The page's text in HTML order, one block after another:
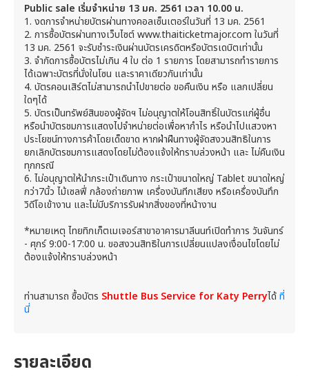
Public sale เริ่มจำหน่าย 13 มค. 2561 เวลา 10.00 น.
1. งดการจำหน่ายบัตรผ่านทางคอลเซ็นเตอร์ในวันที่ 13 มค. 2561
2. การซื้อบัตรผ่านทางเว็บไซต์ www.thaiticketmajor.com ในวันที่
13 มค. 2561 จะรับชำระเงินผ่านบัตรเครดิตหรือบัตรเดบิตเท่านั้น
3. จำกัดการซื้อบัตรไม่เกิน 4 ใบ ต่อ 1 รายการ โดยสามารถทำรายการ
ได้เฉพาะบัตรที่นั่งในโซน และราคาเดียวกันเท่านั้น
4. บัตรคอนเสิร์ตไม่สามารถนำไปขายต่อ ขอคืนเงิน หรือ แลกเปลี่ยน
ใดๆได้
5. บัตรเป็นทรัพย์สินของผู้จัดฯ ไม่อนุญาตให้โอนสิทธิ์ในบัตรแก่ผู้อื่น
หรือนำบัตรชมการแสดงไปจำหน่ายต่อเพื่อหากำไร หรือนำไปแสวงหา
ประโยชน์ทางการค้าโดยเด็ดขาด หากฝ่าฝืนทางผู้จัดสงวนสิทธิในการ
ยกเลิกบัตรชมการแสดงโดยไม่ต้องแจ้งให้ทราบล่วงหน้า และ ไม่คืนเงิน
ทุกกรณี
6. ไม่อนุญาตให้นำกระเป๋าเดินทาง กระเป๋าขนาดใหญ่ Tablet ขนาดใหญ่
กว่า7นิ้ว ไม้เซลฟี่ กล้องถ่ายภาพ เครื่องบันทีกเสียง หรือเครื่องบันทึก
วิดีโอเข้างาน และไม่มีบริการรับฝากสิ่งของที่หน้างาน
*หมายเหตุ ไทยทิกเก็ตเมเจอร์สาขาอาคารมาลีนนท์เปิดทำการ วันจันทร์
- ศุกร์ 9:00-17:00 น. ขอสงวนสิทธิในการเปลี่ยนแปลงเงื่อนไขโดยไม่
ต้องแจ้งให้ทราบล่วงหน้า
ท่านสามารถ ซื้อบัตร Shuttle Bus Service for Katy Perryได้ที่
นี่
รายละเอียด